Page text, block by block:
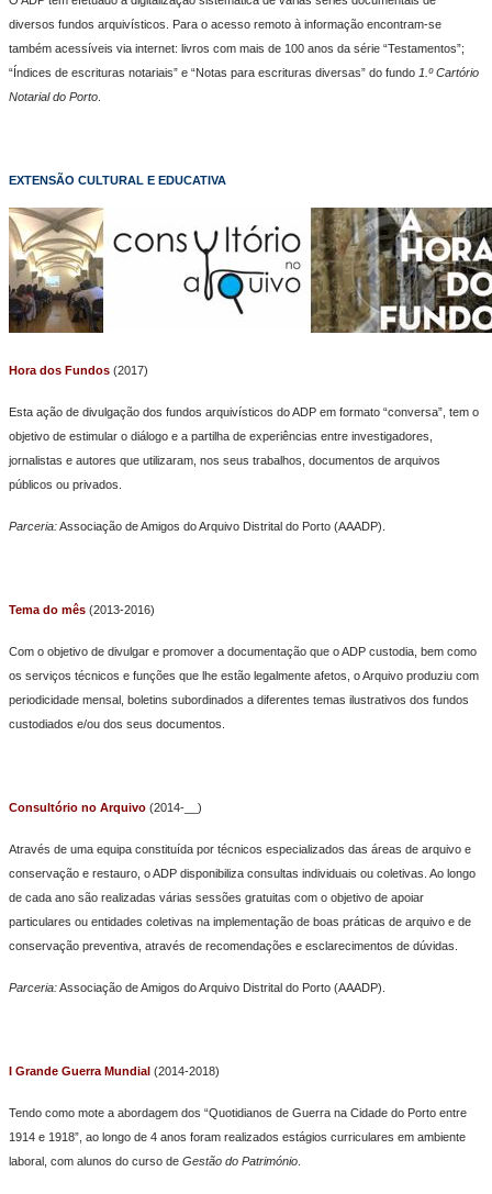
diversos fundos arquivísticos. Para o acesso remoto à informação encontram-se
também acessíveis via internet: livros com mais de 100 anos da série “Testamentos”;
“Índices de escrituras notariais” e “Notas para escrituras diversas” do fundo 1.º Cartório
Notarial do Porto
EXTENSÃO CULTURAL E EDUCATIVA
Hora dos Fundos (2017)
Esta ação de divulgação dos fundos arquivísticos do ADP em formato “conversa”, tem o
objetivo de estimular o diálogo e a partilha de experiências entre investigadores,
jornalistas e autores que utilizaram, nos seus trabalhos, documentos de arquivos
públicos ou privados.
Parceria:Associação de Amigos do Arquivo Distrital do Porto (AAADP).
Tema do mês (2013-2016)
Com o objetivo de divulgar e promover a documentação que o ADP custodia, bem como
os serviços técnicos e funções que lhe estão legalmente afetos, o Arquivo produziu com
periodicidade mensal, boletins subordinados a diferentes temas ilustrativos dos fundos
custodiados e/ou dos seus documentos.
Consultório no Arquivo (2014-__)
Através de uma equipa constituída por técnicos especializados das áreas de arquivo e
conservação e restauro, o ADP disponibiliza consultas individuais ou coletivas. Ao longo
de cada ano são realizadas várias sessões gratuitas com o objetivo de apoiar
particulares ou entidades coletivas na implementação de boas práticas de arquivo e de
conservação preventiva, através de recomendações e esclarecimentos de dúvidas.
Parceria:Associação de Amigos do Arquivo Distrital do Porto (AAADP).
I Grande Guerra Mundial (2014-2018)
Tendo como mote a abordagem dos “Quotidianos de Guerra na Cidade do Porto entre
1914 e 1918”, ao longo de 4 anos foram realizados estágios curriculares em ambiente
laboral, com alunos do curso de Gestão do Património